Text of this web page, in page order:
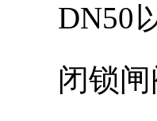
DN50
闭锁